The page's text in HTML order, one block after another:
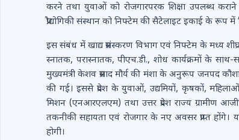
करने तथा युवाओं को रोजगारपरक शिक्षा उपलब्ध कराने
प्रौद्योगिकी संस्थान को निफ्टेम की सैटेलाइट इकाई के रूप
इस संबंध में खाद्य प्रसंस्करण विभाग एवं निफ्टेम के मध्य
स्नातक, परास्नातक, पीएच.डी., शोध कार्यक्रमों के
मुख्यमंत्री केशव प्रसाद मौर्य की मंशा के अनुरूप जनपद
की गई। इससे प्रदेश के युवाओं, उद्यमियों, कृषकों,
मिशन (एनआरएलएम) तथा उत्तर प्रदेश राज्य ग्रामीण
तकनीकी सहायता एवं रोजगार के नए अवसर प्राप्त
होगी।